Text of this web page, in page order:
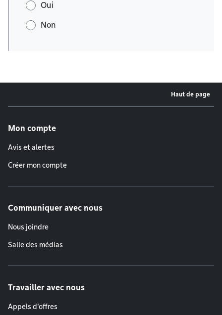
Oui
Non
Haut de page
Mon compte
Avis et alertes
Créer mon compte
Communiquer avec nous
Nous joindre
Salle des médias
Travailler avec nous
Appels d'offres